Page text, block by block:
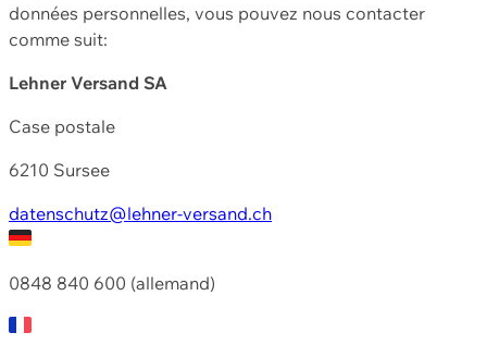
données personnelles, vous pouvez nous contacter
comme suit:
Lehner Versand SA
Case postale
6210 Sursee
datenschutz@lehner-versand.ch
0848 840 600 (allemand)